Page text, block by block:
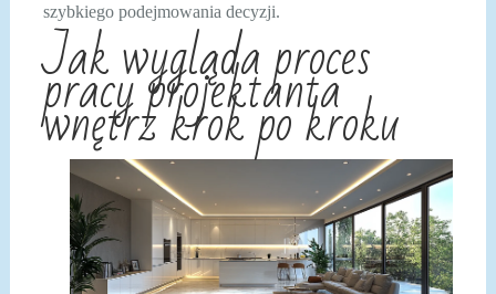
szybkiego podejmowania decyzji.
Jak wygląda proces
pracy projektanta
wnętrz krok po kroku